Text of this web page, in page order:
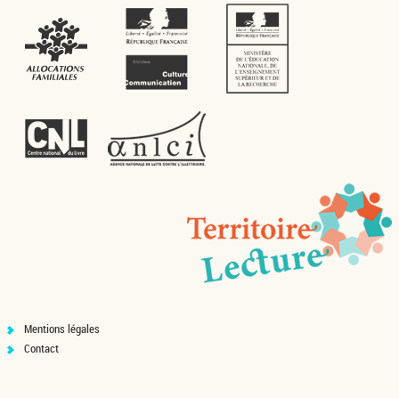
Mentions légales
Contact